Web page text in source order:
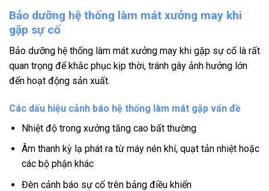
Bảo dưỡng hệ thống làm mát xưởng may khi
gặp sự cố
Bảo dưỡng hệ thống làm mát xưởng may khi gặp sự cố là rất
quan trọng để khắc phục kịp thời, tránh gây ảnh hưởng lớn
đến hoạt động sản xuất.
Các dấu hiệu cảnh báo hệ thống làm mát gặp vấn đề
Nhiệt độ trong xưởng tăng cao bất thường
Âm thanh kỳ lạ phát ra từ máy nén khí, quạt tản nhiệt hoặc
các bộ phận khác
Đèn cảnh báo sự cố trên bảng điều khiển